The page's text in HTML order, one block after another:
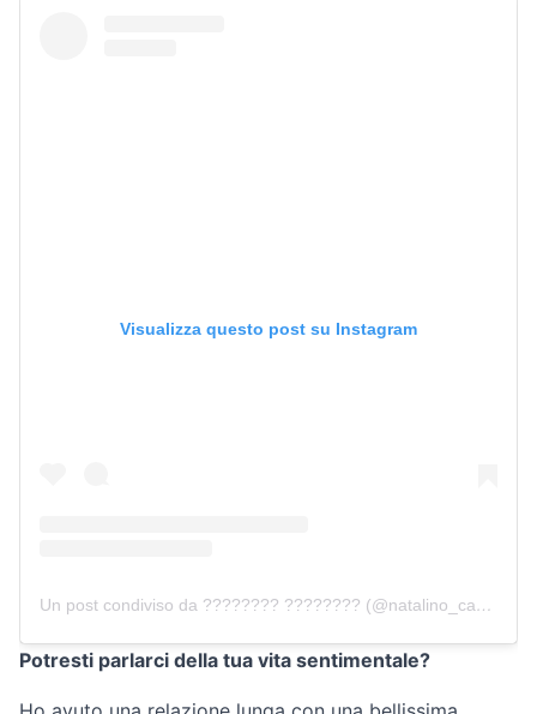
Visualizza questo post su Instagram
Un post condiviso da ???????? ???????? (@natalino_capristo)
Potresti parlarci della tua vita sentimentale?